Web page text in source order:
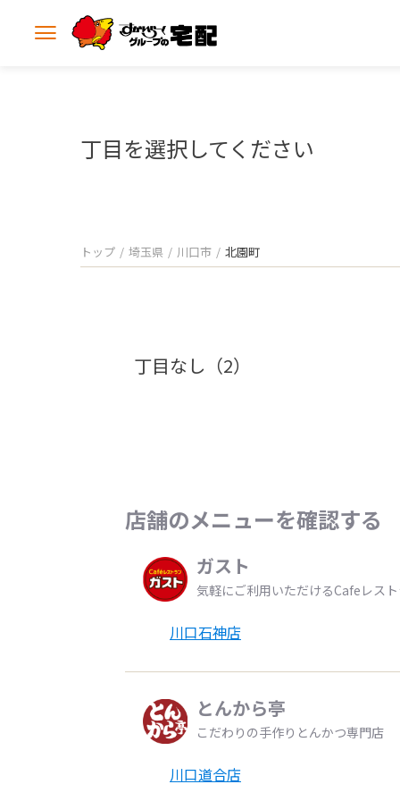
メ
丁目を選択してください
トップ 埼玉県 川口市 北園町
丁目なし（2）
店舗のメニューを確認する
ガスト
気軽にご利用いただけるCafeレス
川口石神店
とんから亭
こだわりの手作りとんかつ専門店
川口道合店